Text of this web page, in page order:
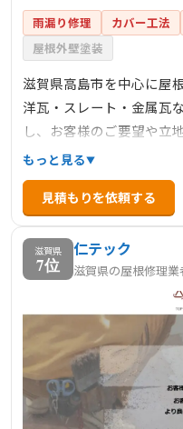
雨漏り修理 カバー工法
屋根外壁塗装
滋賀県高島市を中心に屋
洋瓦・スレート・金属瓦
し、お客様のご要望や立
たします。屋根の診断・
進め、お客様にご理解・
ます。雨漏り修理から葺
施工で対応いたします。
もっと見る
見積もりを依頼する
滋賀県
7位
仁テック
滋賀県の屋根修理業